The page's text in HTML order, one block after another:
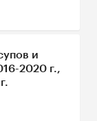
и
2020 г.,